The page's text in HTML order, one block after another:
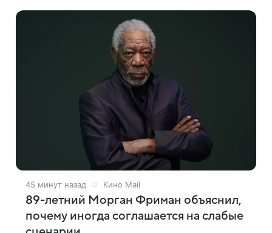
45 минут назад Кино Mail
89-летний Морган Фриман объяснил,
почему иногда соглашается на слабые